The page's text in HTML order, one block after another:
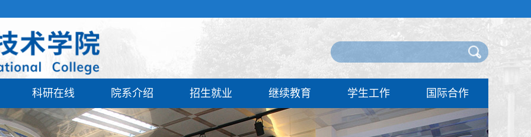
科研在线 院系介绍 招生就业 继续教育 学生工作 国际合作